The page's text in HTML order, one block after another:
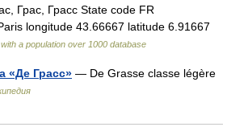
Грас, Грасс State code FR
longitude 43.66667 latitude 6.91667
a population over 1000 database
«Де Грасс» — De Grasse classe légère